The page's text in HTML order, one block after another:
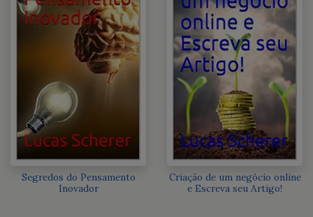
Segredos do Pensamento
Inovador
Criação de um negócio online
e Escreva seu Artigo!